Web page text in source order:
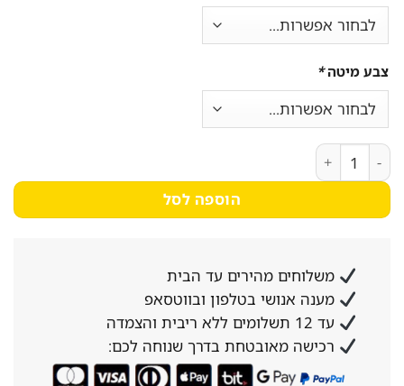
צבע מיטה*
כמות של מיטת חבר מרופדת בד קטיפה דגם תו
הוספה לסל
משלוחים מהירים עד הבית
מענה אנושי בטלפון ובווטסאפ
עד 12 תשלומים ללא ריבית והצמדה
רכישה מאובטחת בדרך שנוחה לכם: